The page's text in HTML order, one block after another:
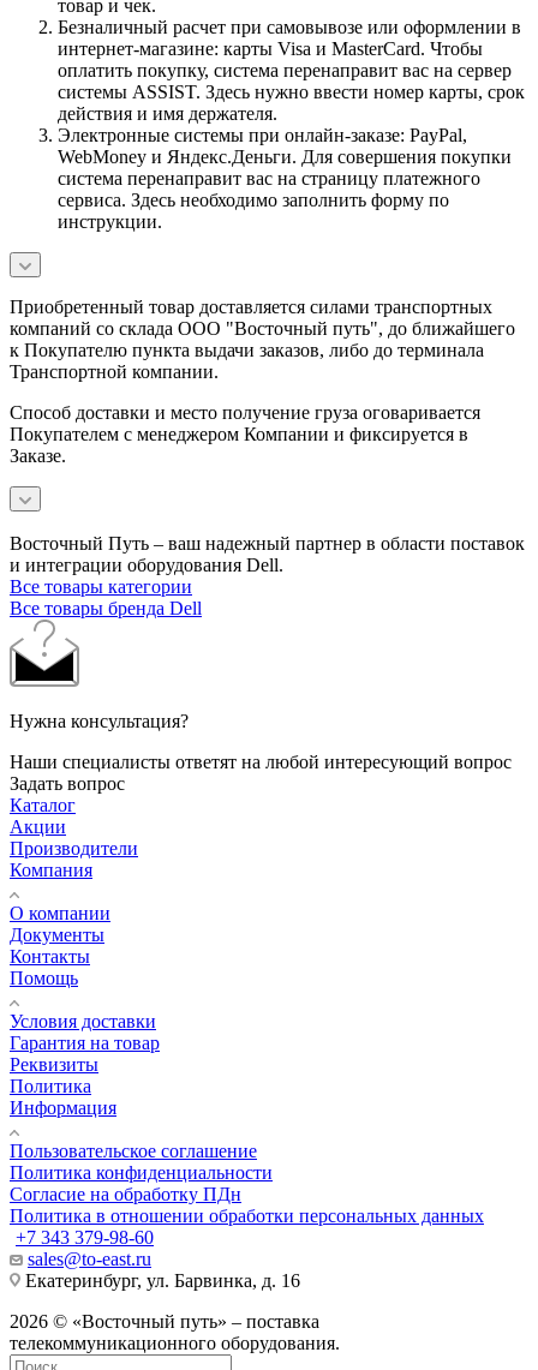
товар и чек.
Безналичный расчет при самовывозе или оформлении в
интернет-магазине: карты Visa и MasterCard. Чтобы
оплатить покупку, система перенаправит вас на сервер
системы ASSIST. Здесь нужно ввести номер карты, срок
действия и имя держателя.
Электронные системы при онлайн-заказе: PayPal,
WebMoney и Яндекс.Деньги. Для совершения покупки
система перенаправит вас на страницу платежного
сервиса. Здесь необходимо заполнить форму по
инструкции.
Приобретенный товар доставляется силами транспортных
компаний со склада ООО "Восточный путь", до ближайшего
к Покупателю пункта выдачи заказов, либо до терминала
Транспортной компании.
Способ доставки и место получение груза оговаривается
Покупателем с менеджером Компании и фиксируется в
Заказе.
Восточный Путь – ваш надежный партнер в области поставок
и интеграции оборудования Dell.
Все товары категории
Все товары бренда Dell
Нужна консультация?
Наши специалисты ответят на любой интересующий вопрос
Задать вопрос
Каталог
Акции
Производители
Компания
О компании
Документы
Контакты
Помощь
Условия доставки
Гарантия на товар
Реквизиты
Политика
Информация
Пользовательское соглашение
Политика конфиденциальности
Согласие на обработку ПДн
Политика в отношении обработки персональных данных
+7 343 379-98-60
sales@to-east.ru
Екатеринбург, ул. Барвинка, д. 16
2026 © «Восточный путь» – поставка
телекоммуникационного оборудования.